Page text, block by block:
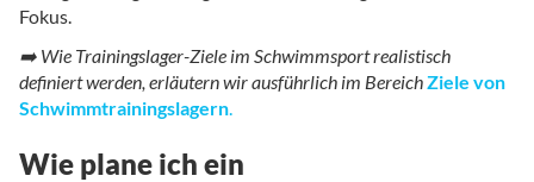
Fokus.
➡️ Wie Trainingslager-Ziele im Schwimmsport realistisch
definiert werden, erläutern wir ausführlich im BereichZiele von
Schwimmtrainingslagern
Wie plane ich ein